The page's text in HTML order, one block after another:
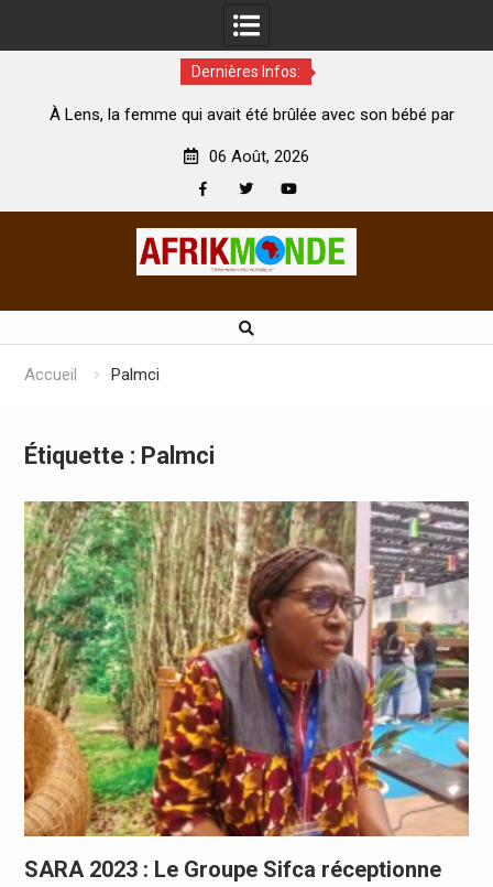
Dernières Infos:
qui avait été brûlée avec son bébé par
Coopération: Le
06 Août, 2026
Accueil Palmci
Étiquette : Palmci
SARA 2023 : Le Groupe Sifca réceptionne